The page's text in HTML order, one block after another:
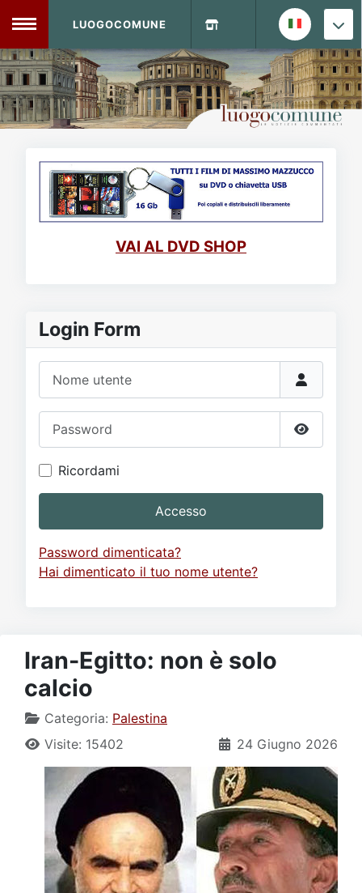
MENU
Home
DVD Shop
Sito
Forum
LUOGOCOMUNE
VAI AL DVD SHOP
Login Form
Mostra
Ricordami
Accesso
Password dimenticata?
Hai dimenticato il tuo nome utente?
Iran-Egitto: non è solo
calcio
Categoria: Palestina
24 Giugno 2026
Visite: 15402